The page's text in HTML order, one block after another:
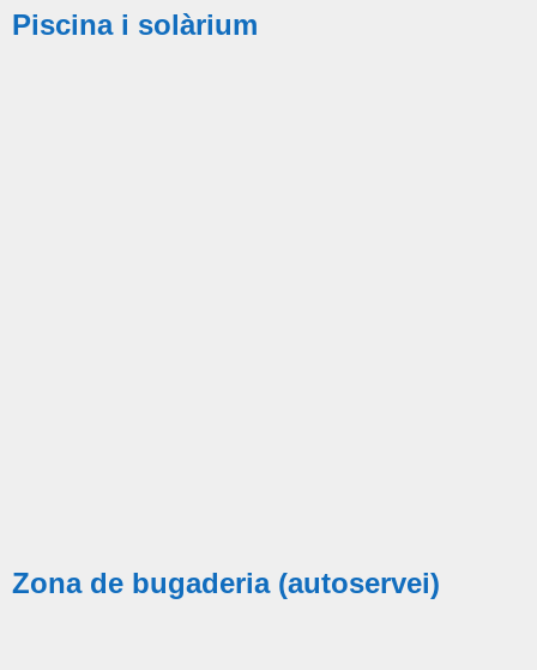
Piscina i solàrium
Zona de bugaderia (autoservei)